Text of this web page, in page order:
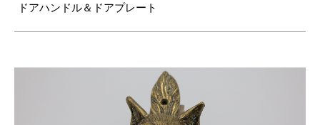
ドアハンドル＆ドアプレート